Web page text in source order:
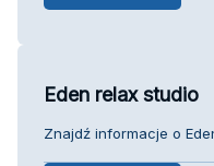
Eden relax studio
Znajdź informacje o